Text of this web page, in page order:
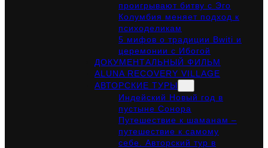
проигрывают битву с Эго
Колумбия меняет подход к
психоделикам
5 мифов о традиции Bwiti и
церемонии с Ибогой
ДОКУМЕНТАЛЬНЫЙ ФИЛЬМ
ALUNA RECOVERY VILLAGE
АВТОРСКИЕ ТУРЫ
Индейский Новый год в
пустыне Сонора
Путешествие к шаманам –
путешествие к самому
себе. Авторский тур в